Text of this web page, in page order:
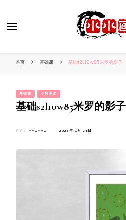
首页 基础课 基础s2l10w85米罗的影子
基础课 小熊美术
基础s2l10w85米罗的影子
作者： YAOYAO 2023年 1月 28日